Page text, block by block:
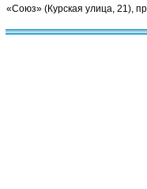
«Союз» (Курская улица, 21),